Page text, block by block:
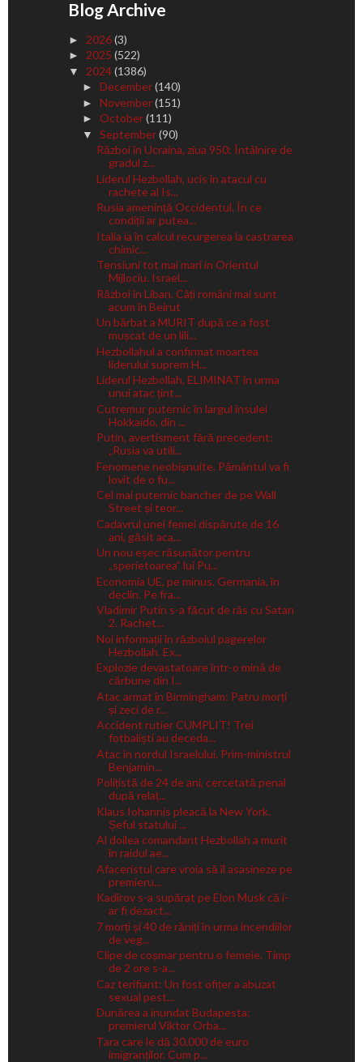
Blog Archive
► 2026(3)
► 2025 (522)
▼ 2024(1386)
► December(140)
► November(151)
► October(111)
▼ September(90)
Război în Ucraina, ziua 950: Întâlnire de
gradul z...
Liderul Hezbollah, ucis în atacul cu
rachete al Is...
Rusia amenință Occidentul. În ce
condiții ar putea...
Italia ia în calcul recurgerea la castrarea
chimic...
Tensiuni tot mai mari in Orientul
Mijlociu. Israel...
Război în Liban. Câți români mai sunt
acum în Beirut
Un bărbat a MURIT după ce a fost
mușcat de un lili...
Hezbollahul a confirmat moartea
liderului suprem H...
Liderul Hezbollah, ELIMINAT în urma
unui atac țint...
Cutremur puternic în largul insulei
Hokkaido, din ...
Putin, avertisment fără precedent:
„Rusia va utili...
Fenomene neobișnuite. Pământul va fi
lovit de o fu...
Cel mai puternic bancher de pe Wall
Street și teor...
Cadavrul unei femei dispărute de 16
ani, găsit aca...
Un nou eșec răsunător pentru
„sperietoarea” lui Pu...
Economia UE, pe minus. Germania, în
declin. Pe fra...
Vladimir Putin s-a făcut de râs cu Satan
2. Rachet...
Noi informații în războiul pagerelor
Hezbollah. Ex...
Explozie devastatoare într-o mină de
cărbune din I...
Atac armat în Birmingham: Patru morți
și zeci de r...
Accident rutier CUMPLIT! Trei
fotbaliști au deceda...
Atac în nordul Israelului. Prim-ministrul
Benjamin...
Polițistă de 24 de ani, cercetată penal
după relaț...
Klaus Iohannis pleacă la New York.
Șeful statului ...
Al doilea comandant Hezbollah a murit
în raidul ae...
Afaceristul care vroia să îl asasineze pe
premieru...
Kadîrov s-a supărat pe Elon Musk că i-
ar fi dezact...
7 morți și 40 de răniți în urma incendiilor
de veg...
Clipe de coșmar pentru o femeie. Timp
de 2 ore s-a...
Caz terifiant: Un fost ofițer a abuzat
sexual pest...
Dunărea a inundat Budapesta:
premierul Viktor Orba...
Țara care le dă 30.000 de euro
imigranților. Cum p...